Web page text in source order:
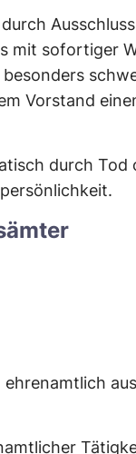
mit sofortiger
Vorstand
durch Tod